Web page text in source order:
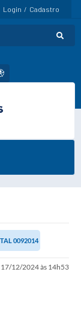
Login / Cadastro
0092014
12/2024 às 14h53